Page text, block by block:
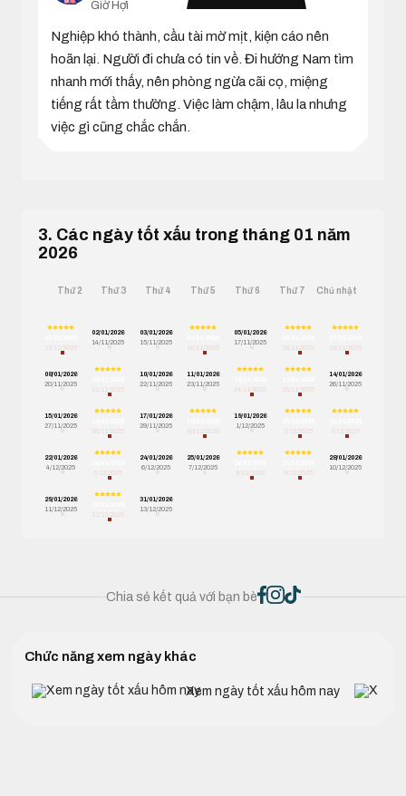
Giờ Hợi
Nghiệp khó thành, cầu tài mờ mịt, kiện cáo nên
hoãn lại. Người đi chưa có tin về. Đi hướng Nam tìm
nhanh mới thấy, nên phòng ngừa cãi cọ, miệng
tiếng rất tầm thường. Việc làm chậm, lâu la nhưng
việc gì cũng chắc chắn.
3. Các ngày tốt xấu trong tháng 01 năm
2026
Thứ 2 Thứ 3 Thứ 4 Thứ 5 Thứ 6 Thứ 7 Chủ nhật
13/11/2025
02/01/2026
14/11/2025
03/01/2026
15/11/2025
16/11/2025
05/01/2026
17/11/2025
18/11/2025
19/11/2025
08/01/2026
20/11/2025
21/11/2025
10/01/2026
22/11/2025
11/01/2026
23/11/2025
24/11/2025
25/11/2025
14/01/2026
26/11/2025
15/01/2026
27/11/2025
28/11/2025
17/01/2026
29/11/2025
30/11/2025
19/01/2026
1/12/2025
2/12/2025
3/12/2025
22/01/2026
4/12/2025
5/12/2025
24/01/2026
6/12/2025
25/01/2026
7/12/2025
8/12/2025
9/12/2025
28/01/2026
10/12/2025
29/01/2026
11/12/2025
12/12/2025
31/01/2026
13/12/2025
Chia sẻ kết quả với bạn bè
Chức năng xem ngày khác
Xem ngày tốt xấu hôm nay